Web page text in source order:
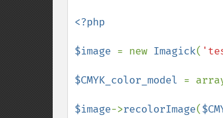
<?php
$image = new Imagick(
$CMYK_color_model =
$image->recolorImage(